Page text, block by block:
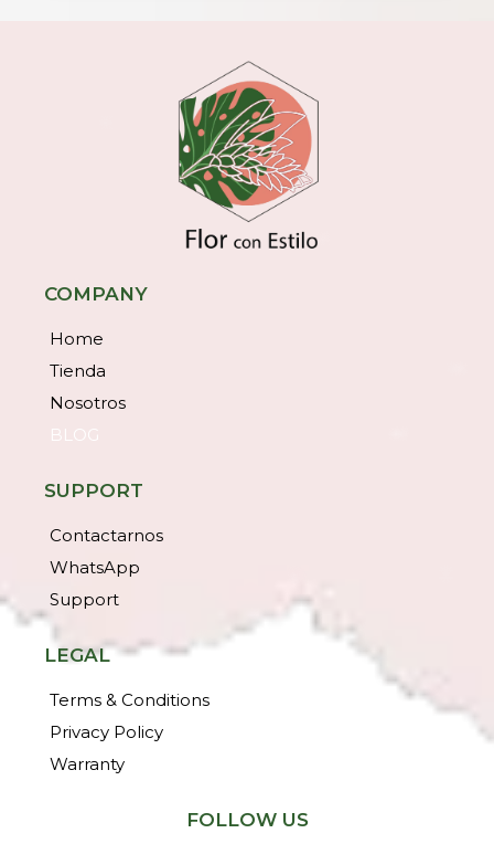
COMPANY
Home
Tienda
Nosotros
BLOG
SUPPORT
Contactarnos
WhatsApp
Support
LEGAL
Terms & Conditions
Privacy Policy
Warranty
FOLLOW US